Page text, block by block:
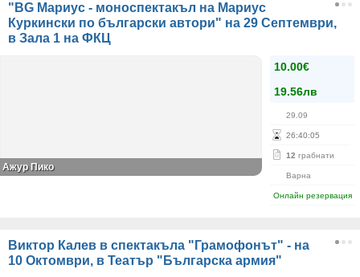
"BG Мариус - моноспектакъл на Мариус
Куркински по български автори" на 29 Септември,
в Зала 1 на ФКЦ
10.00€
19.56лв
29.09
26:40:05
12 грабнати
Варна
Онлайн резервация
Ажур Пико
Виктор Калев в спектакъла "Грамофонът" - на
10 Октомври, в Театър "Българска армия"